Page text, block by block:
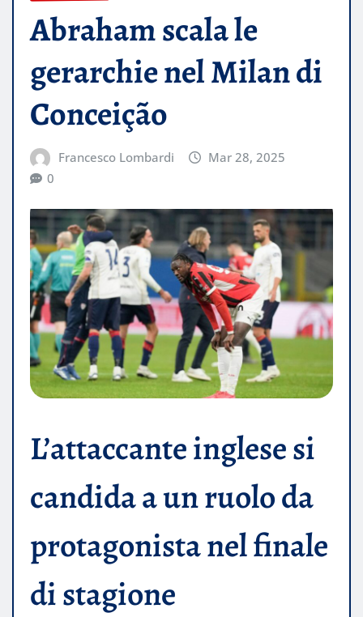
Abraham scala le
gerarchie nel Milan di
Conceição
Francesco Lombardi
Mar 28, 2025
0
L’attaccante inglese si
candida a un ruolo da
protagonista nel finale
di stagione